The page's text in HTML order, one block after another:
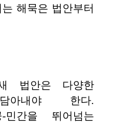
해묵은 법안부터
법안은 다양한
아내야 한다.
-민간을 뛰어넘는